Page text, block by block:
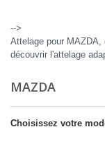
-->
Attelage pour
découvrir l'attelage
MAZDA
Choisissez votre